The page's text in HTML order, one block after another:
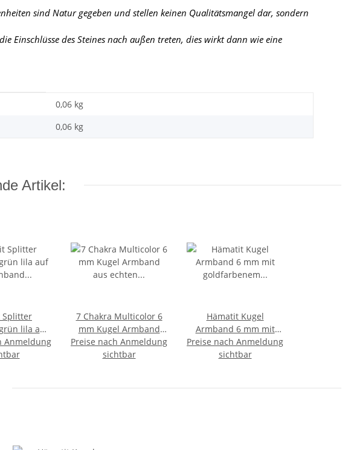
sind Natur gegeben und stellen keinen Qualitätsmangel dar, sondern
Einschlüsse des Steines nach außen treten, dies wirkt dann wie eine
0,06 kg
0,06 kg
Artikel:
Splitter
lila auf
ca. 5 - 8
cm lang
Anmeldung
7 Chakra Multicolor 6
mm Kugel Armband
aus echten Edelsteinen
z.B. Amethyst
Preise nach Anmeldung
sichtbar
Hämatit Kugel
Armband 6 mm mit
goldfarbenem
Karabiner Verschluss
Preise nach Anmeldung
sichtbar